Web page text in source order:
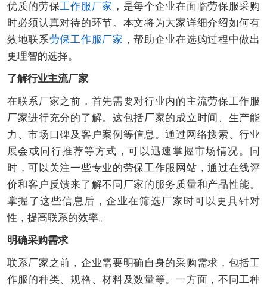
优质的劳保工作服厂家 ，是每个企业在面临劳保服采购
时必须认真对待的环节。本文将为大家详细介绍如何有
效地联系劳保工作服厂家 ，帮助企业在选购过程中做出
更理智的选择。
了解行业主流厂家
在联系厂家之前，首先需要对行业内的主流劳保工作服
厂家进行充分的了解。这包括厂家的成立时间、生产能
力、市场口碑及客户案例等信息。通过网络搜索、行业
展会或同行推荐等方式，可以迅速掌握市场情况。同
时，可以关注一些专业的劳保工作服网站，通过在线评
价和客户反馈来了解不同厂家的服务质量和产品性能。
掌握了这些信息后，企业在筛选厂家时可以更具针对
性，提高联系的效率。
明确采购需求
联系厂家之前，企业需要明确自身的采购需求，包括工
作服的种类、规格、材料及数量等。一方面，不同工种